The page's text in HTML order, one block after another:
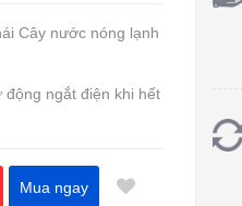
Cây nước nóng lạnh
ngắt điện khi hết
Mua ngay